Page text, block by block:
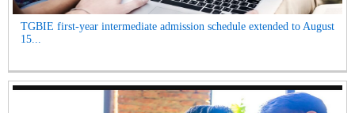
TGBIE first-year intermediate admission schedule extended to August
15...